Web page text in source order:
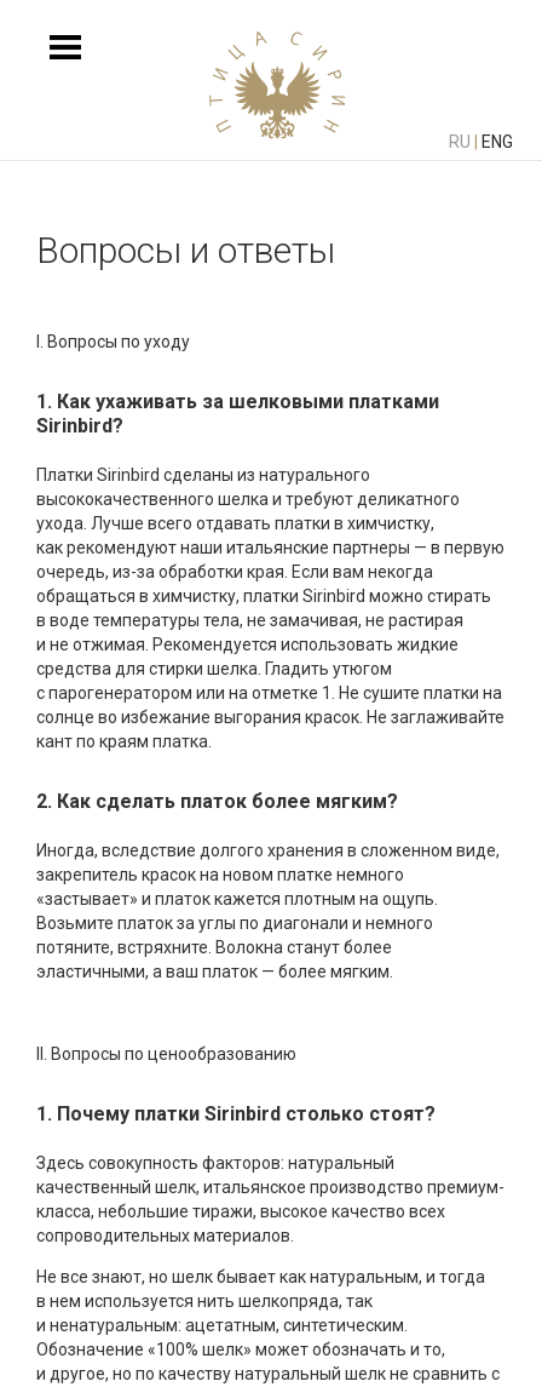
RU ENG
Вопросы и ответы
I. Вопросы по уходу
1. Как ухаживать за шелковыми платками
Sirinbird?
Платки Sirinbird сделаны из натурального
высококачественного шелка и требуют деликатного
ухода. Лучше всего отдавать платки в химчистку,
как рекомендуют наши итальянские партнеры — в первую
очередь, из-за обработки края. Если вам некогда
обращаться в химчистку, платки Sirinbird можно стирать
в воде температуры тела, не замачивая, не растирая
и не отжимая. Рекомендуется использовать жидкие
средства для стирки шелка. Гладить утюгом
с парогенератором или на отметке 1. Не сушите платки на
солнце во избежание выгорания красок. Не заглаживайте
кант по краям платка.
2. Как сделать платок более мягким?
Иногда, вследствие долгого хранения в сложенном виде,
закрепитель красок на новом платке немного
«застывает» и платок кажется плотным на ощупь.
Возьмите платок за углы по диагонали и немного
потяните, встряхните. Волокна станут более
эластичными, а ваш платок — более мягким.
II. Вопросы по ценообразованию
1. Почему платки Sirinbird столько стоят?
Здесь совокупность факторов: натуральный
качественный шелк, итальянское производство премиум-
класса, небольшие тиражи, высокое качество всех
сопроводительных материалов.
Не все знают, но шелк бывает как натуральным, и тогда
в нем используется нить шелкопряда, так
и ненатуральным: ацетатным, синтетическим.
Обозначение «100% шелк» может обозначать и то,
и другое, но по качеству натуральный шелк не сравнить с